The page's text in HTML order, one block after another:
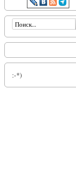
Форма поиска
:-*)